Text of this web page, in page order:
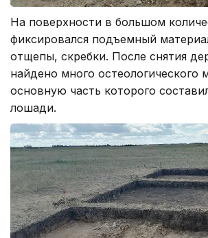
На поверхности в большом
фиксировался подъемный
отщепы, скребки. После снятия
найдено много остеологического
основную часть которого
лошади.